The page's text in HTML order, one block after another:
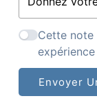
Cette note
Envoyer